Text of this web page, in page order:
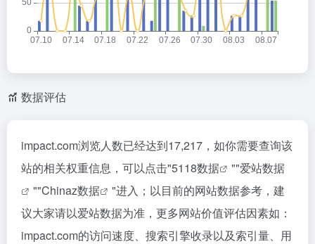
数据评估
impact.com浏览人数已经达到17,217，如你需要查询该
站的相关权重信息，可以点击"5118数据 ""爱站数据
""Chinaz数据
"进入；以目前的网站数据参考，建
议大家请以爱站数据为准，更多网站价值评估因素如：
impact.com的访问速度、搜索引擎收录以及索引量、用